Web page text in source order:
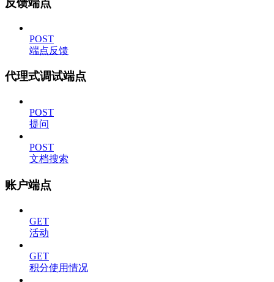
反馈端点
POST
端点反馈
代理式调试端点
POST
提问
POST
文档搜索
账户端点
GET
活动
GET
积分使用情况